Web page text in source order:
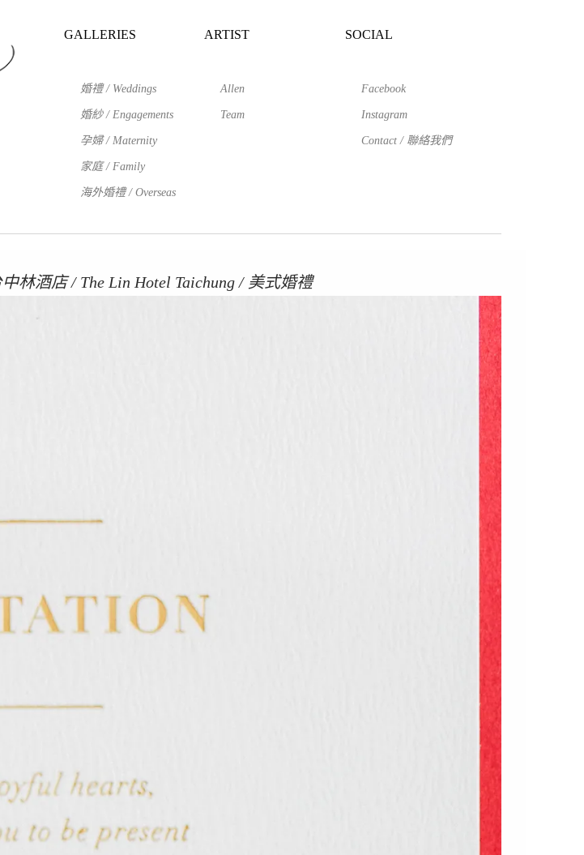
GALLERIES ARTIST SOCIAL
婚禮 / Weddings
婚紗 / Engagements
孕婦 / Maternity
家庭 / Family
海外婚禮 / Overseas
Allen
Team
Facebook
Instagram
Contact / 聯絡我們
林酒店 / The Lin Hotel Taichung / 美式婚禮